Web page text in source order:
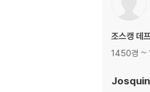
조스캥
1450경 ~